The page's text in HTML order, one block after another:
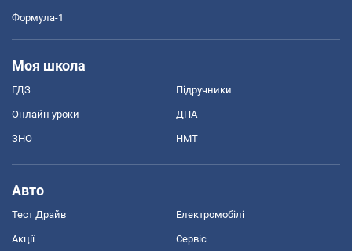
Формула-1
Моя школа
ГДЗ Підручники
Онлайн уроки ДПА
ЗНО НМТ
Авто
Тест Драйв Електромобілі
Акції Сервіс